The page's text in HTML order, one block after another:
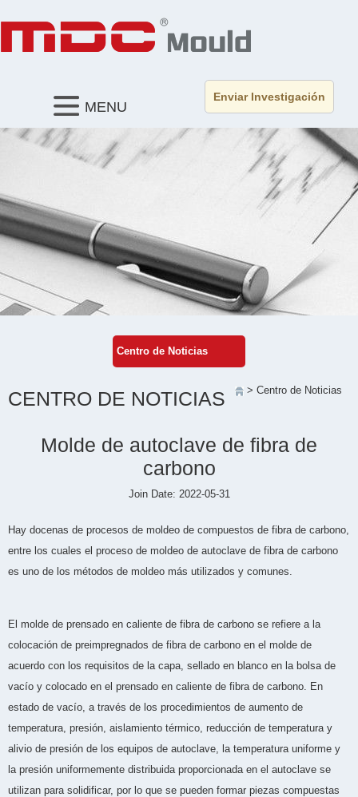
Enviar Investigación
MENU
Centro de Noticias
CENTRO DE NOTICIAS > Centro de Noticias
Molde de autoclave de fibra de
carbono
Join Date: 2022-05-31
Hay docenas de procesos de moldeo de compuestos de fibra de carbono,
entre los cuales el proceso de moldeo de autoclave de fibra de carbono
es uno de los métodos de moldeo más utilizados y comunes.
El molde de prensado en caliente de fibra de carbono se refiere a la
colocación de preimpregnados de fibra de carbono en el molde de
acuerdo con los requisitos de la capa, sellado en blanco en la bolsa de
vacío y colocado en el prensado en caliente de fibra de carbono. En
estado de vacío, a través de los procedimientos de aumento de
temperatura, presión, aislamiento térmico, reducción de temperatura y
alivio de presión de los equipos de autoclave, la temperatura uniforme y
la presión uniformemente distribuida proporcionada en el autoclave se
utilizan para solidificar, por lo que se pueden formar piezas compuestas